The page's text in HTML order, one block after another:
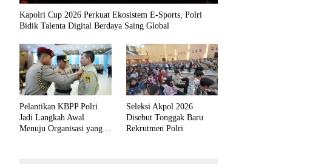
Kapolri Cup 2026 Perkuat Ekosistem E-Sports, Polri
Bidik Talenta Digital Berdaya Saing Global
Pelantikan KBPP Polri
Jadi Langkah Awal
Menuju Organisasi yang
Seleksi Akpol 2026
Disebut Tonggak Baru
Rekrutmen Polri